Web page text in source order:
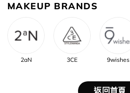
MAKEUP BRANDS
2aN 3CE 9wishes
返回首頁